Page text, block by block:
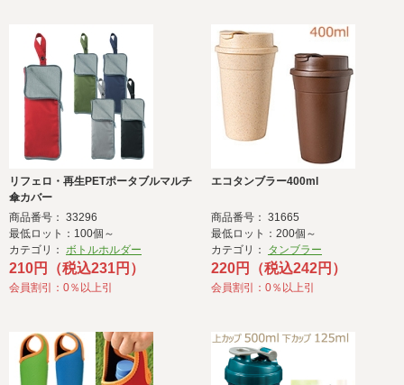
リフェロ・再生PETポータブルマルチ
傘カバー
商品番号： 33296
最低ロット：100個～
カテゴリ： ボトルホルダー
210円（税込231円）
会員割引：0％以上引
エコタンブラー400ml
商品番号： 31665
最低ロット：200個～
カテゴリ： タンブラー
220円（税込242円）
会員割引：0％以上引